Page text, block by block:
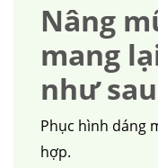
Nâng
mang
như sau
Phục hình dáng
hợp.